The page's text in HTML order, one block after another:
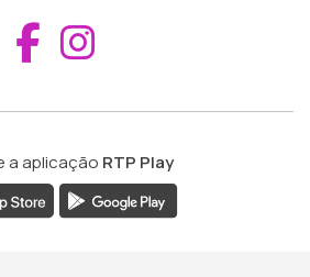
Aceder ao
a aplicação RTP Play